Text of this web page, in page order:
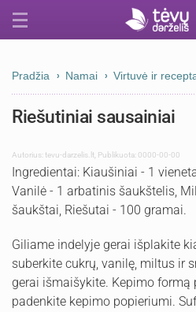
Pradžia Namai Virtuvė ir
Riešutiniai sausainiai
Autorius:tevu-darzelis.lt Publikuota: 0000-00-00
Ingredientai: Kiaušiniai - 1
Vanilė - 1 arbatinis šaukštelis,
šaukštai, Riešutai - 100 gramai.
Giliame indelyje gerai išplakite
suberkite cukrų, vanilę, miltus ir
gerai išmaišykite. Kepimo formą
padenkite kepimo popieriumi.